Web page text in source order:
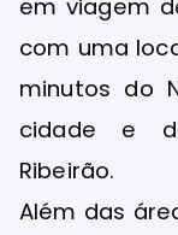
em viagem
com uma
minutos do
cidade e
Ribeirão.
Além das